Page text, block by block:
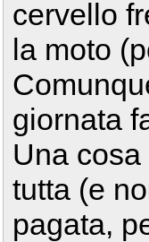
cervello
la moto
giornata
Una
tutta (e
pagata,